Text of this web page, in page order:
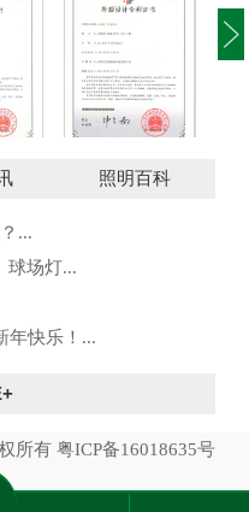
型
投光灯外观设计
照明百科
...
球场灯...
年快乐！...
所有 粤ICP备16018635号